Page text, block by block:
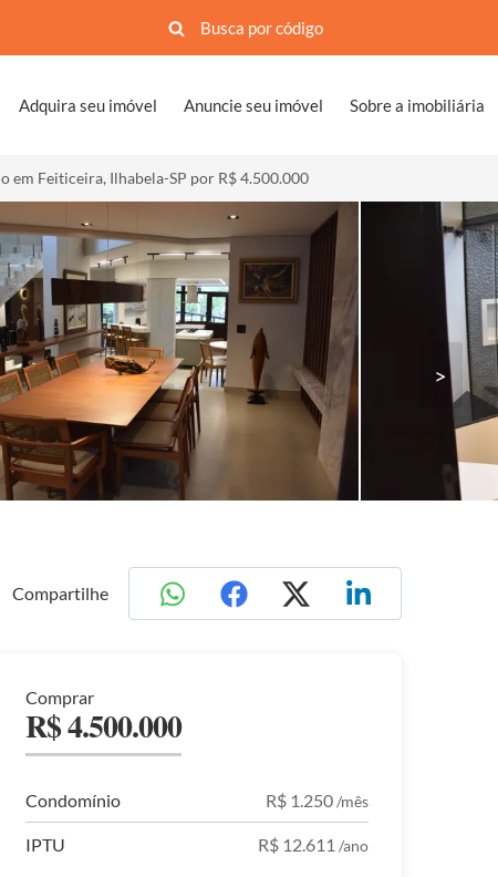
Adquira seu imóvel Anuncie seu imóvel Sobre a imobiliária
em Feiticeira, Ilhabela-SP por R$ 4.500.000
>
Compartilhe
Comprar
R$ 4.500.000
Condomínio R$ 1.250/mês
IPTU R$ 12.611 /ano